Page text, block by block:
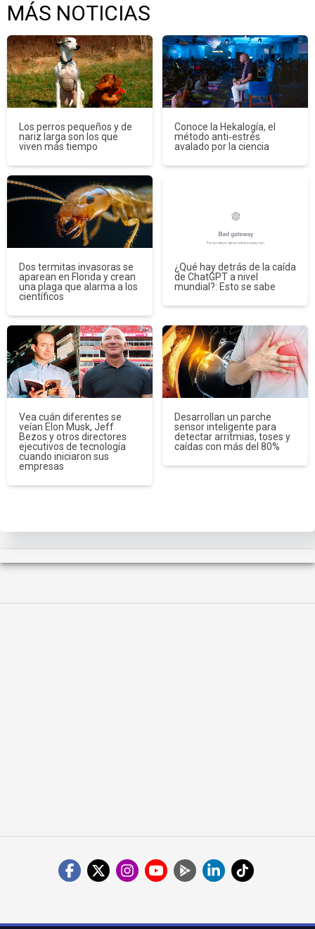
MÁS NOTICIAS
Los perros pequeños y de
nariz larga son los que
viven más tiempo
Conoce la Hekalogía, el
método anti‑estrés
avalado por la ciencia
Dos termitas invasoras se
aparean en Florida y crean
una plaga que alarma a los
científicos
¿Qué hay detrás de la caída
de ChatGPT a nivel
mundial?: Esto se sabe
Vea cuán diferentes se
veían Elon Musk, Jeff
Bezos y otros directores
ejecutivos de tecnología
cuando iniciaron sus
empresas
Desarrollan un parche
sensor inteligente para
detectar arritmias, toses y
caídas con más del 80%